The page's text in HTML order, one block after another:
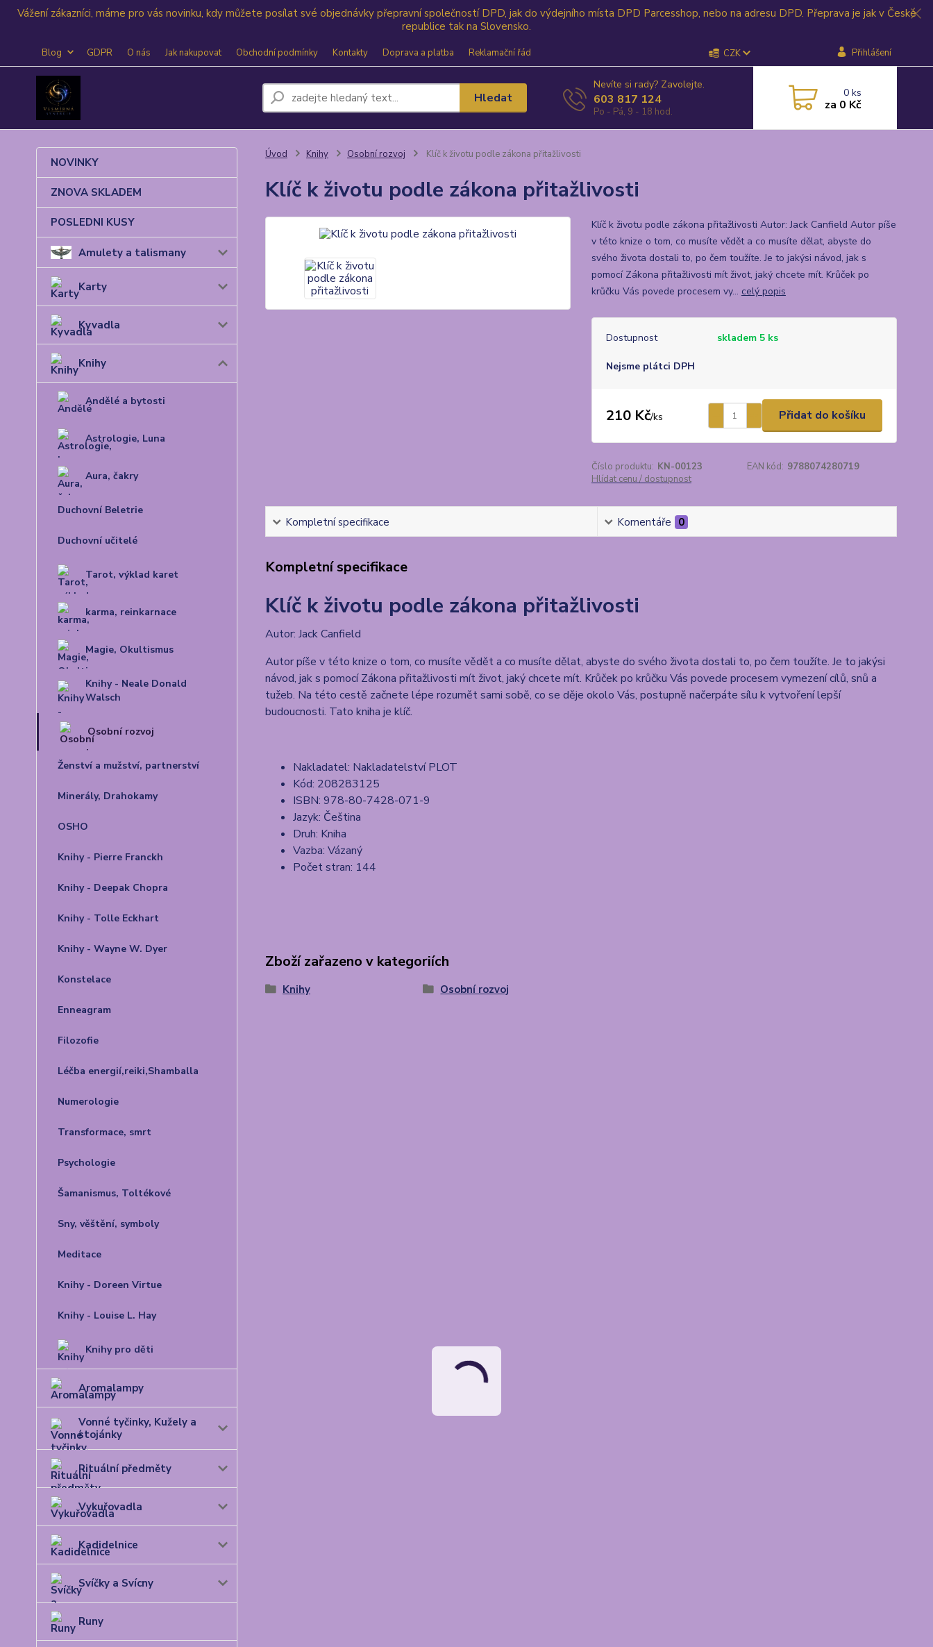
Vážení zákazníci, máme pro vás novinku, kdy můžete posílat své objednávky přepravní společností DPD, jak do výdejního místa DPD Parcesshop, nebo na adresu DPD. Přeprava je jak v České
republice tak na Slovensko.
Blog GDPR O nás Jak nakupovat Obchodní podmínky Kontakty Doprava a platba Reklamační řád CZK Přihlášení
Hledat
Nevíte si rady? Zavolejte.
603 817 124
Po - Pá, 9 - 18 hod.
0ks
za 0 Kč
NOVINKY
ZNOVA SKLADEM
POSLEDNI KUSY
Amulety a talismany
Karty
Kyvadla
Knihy
Andělé a bytosti
Astrologie, Luna
Aura, čakry
Duchovní Beletrie
Duchovní učitelé
Tarot, výklad karet
karma, reinkarnace
Magie, Okultismus
Knihy - Neale Donald
Walsch
Osobní rozvoj
Ženství a mužství, partnerství
Minerály, Drahokamy
OSHO
Knihy - Pierre Franckh
Knihy - Deepak Chopra
Knihy - Tolle Eckhart
Knihy - Wayne W. Dyer
Konstelace
Enneagram
Filozofie
Léčba energií,reiki,Shamballa
Numerologie
Transformace, smrt
Psychologie
Šamanismus, Toltékové
Sny, věštění, symboly
Meditace
Knihy - Doreen Virtue
Knihy - Louise L. Hay
Knihy pro děti
Aromalampy
Vonné tyčinky, Kužely a
stojánky
Rituální předměty
Vykuřovadla
Kadidelnice
Svíčky a Svícny
Runy
Úvod Knihy Osobní rozvoj Klíč k životu podle zákona přitažlivosti
Klíč k životu podle zákona přitažlivosti
Klíč k životu podle zákona přitažlivosti Autor: Jack Canfield Autor píše
v této knize o tom, co musíte vědět a co musíte dělat, abyste do
svého života dostali to, po čem toužíte. Je to jakýsi návod, jak s
pomocí Zákona přitažlivosti mít život, jaký chcete mít. Krůček po
krůčku Vás povede procesem vy... celý popis
Dostupnost skladem 5 ks
Nejsme plátci DPH
210 Kč/ks Přidat do košíku
Číslo produktu: KN-00123 EAN kód: 9788074280719
Hlídat cenu / dostupnost
Kompletní specifikace Komentáře 0
Kompletní specifikace
Klíč k životu podle zákona přitažlivosti
Autor: Jack Canfield
Autor píše v této knize o tom, co musíte vědět a co musíte dělat, abyste do svého života dostali to, po čem toužíte. Je to jakýsi
návod, jak s pomocí Zákona přitažlivosti mít život, jaký chcete mít. Krůček po krůčku Vás povede procesem vymezení cílů, snů a
tužeb. Na této cestě začnete lépe rozumět sami sobě, co se děje okolo Vás, postupně načerpáte sílu k vytvoření lepší
budoucnosti. Tato kniha je klíč.
Nakladatel: Nakladatelství PLOT
Kód: 208283125
ISBN: 978-80-7428-071-9
Jazyk: Čeština
Druh: Kniha
Vazba: Vázaný
Počet stran: 144
Zboží zařazeno v kategoriích
Knihy Osobní rozvoj